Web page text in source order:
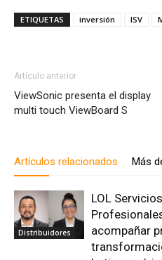
ETIQUETAS inversión ISV
Artículo anterior
ViewSonic presenta el display
multi touch ViewBoard S
Artículos relacionados Más
Distribuidores
LOL
acompañar